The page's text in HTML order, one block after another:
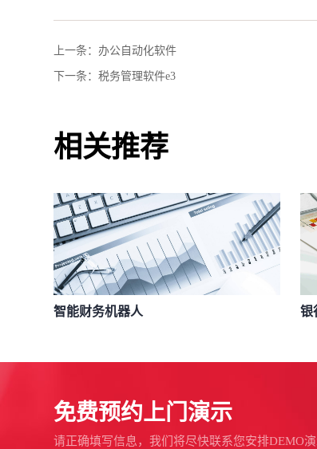
上一条：办公自动化软件
下一条：税务管理软件e3
相关推荐
智能财务机器人 银
免费预约上门演示
请正确填写信息，我们将尽快联系您安排DEMO